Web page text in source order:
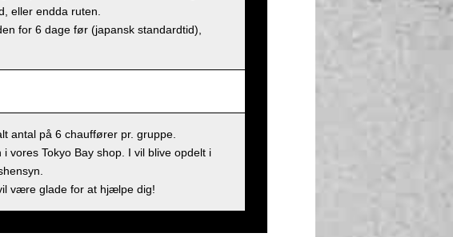
eller endda ruten.
for 6 dage før (japansk standardtid),
antal på 6 chauffører pr. gruppe.
vores Tokyo Bay shop. I vil blive opdelt i
være glade for at hjælpe dig!